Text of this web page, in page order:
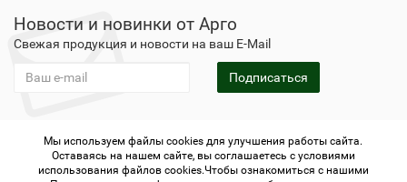
Новости и новинки от Арго
Свежая продукция и новости на ваш E-Mail
Подписаться
Не является публичной офертой
Политика
конфиденциальности
Не является публичной офертой
Мы используем файлы cookies для улучшения работы сайта.
Оставаясь на нашем сайте, вы соглашаетесь с условиями
использования файлов cookies.Чтобы ознакомиться с нашими